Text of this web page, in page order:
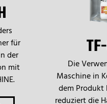
für
der
mit
Die
Maschine in
dem Produkt
reduziert die